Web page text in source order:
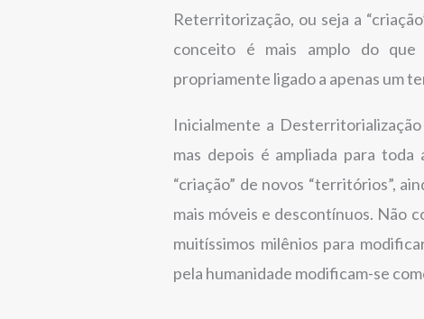
Reterritorização, ou seja a
conceito é mais amplo do
propriamente ligado a apenas um
Inicialmente a
mas depois é ampliada para
“criação” de novos “territórios”,
mais móveis e descontínuos. Não
muitíssimos milênios para
pela humanidade modificam-se